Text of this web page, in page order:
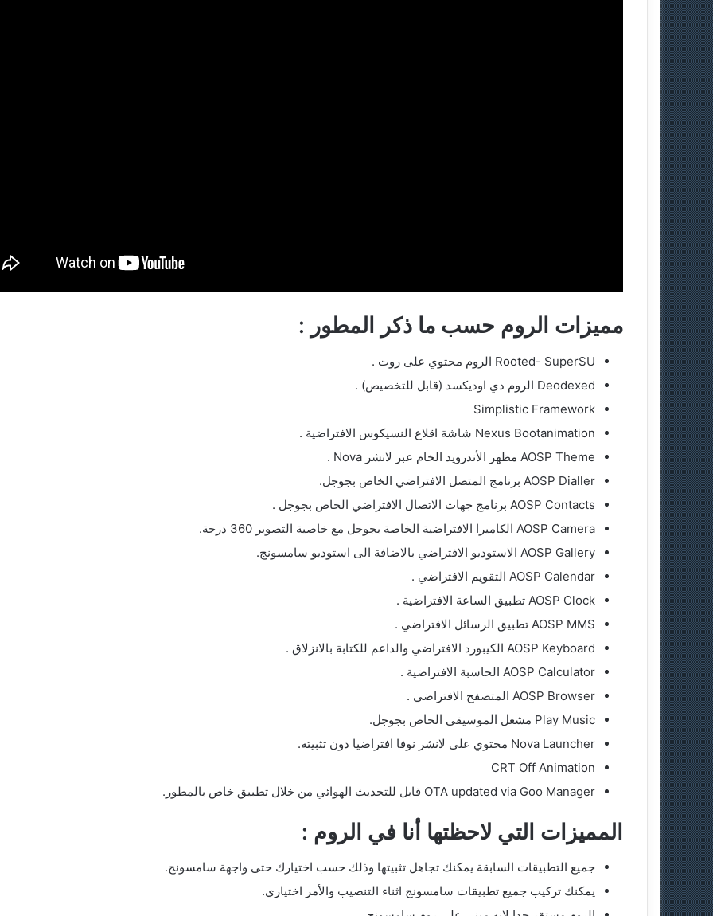
مميزات الروم حسب ما ذكر المطور :
Rooted- SuperSU الروم محتوي على روت .
Deodexed الروم دي اوديكسد (قابل للتخصيص) .
Simplistic Framework
Nexus Bootanimation شاشة اقلاع النسيكوس الافتراضية .
AOSP Theme مظهر الأندرويد الخام عبر لانشر Nova .
AOSP Dialler برنامج المتصل الافتراضي الخاص بجوجل.
AOSP Contacts برنامج جهات الاتصال الافتراضي الخاص بجوجل .
AOSP Camera الكاميرا الافتراضية الخاصة بجوجل مع خاصية التصوير 360 درجة.
AOSP Gallery الاستوديو الافتراضي بالاضافة الى استوديو سامسونج.
AOSP Calendar التقويم الافتراضي .
AOSP Clock تطبيق الساعة الافتراضية .
AOSP MMS تطبيق الرسائل الافتراضي .
AOSP Keyboard الكيبورد الافتراضي والداعم للكتابة بالانزلاق .
AOSP Calculator الحاسبة الافتراضية .
AOSP Browser المتصفح الافتراضي .
Play Music مشغل الموسيقى الخاص بجوجل.
Nova Launcher محتوي على لانشر نوفا افتراضيا دون تثبيته.
CRT Off Animation
OTA updated via Goo Manager قابل للتحديث الهوائي من خلال تطبيق خاص بالمطور.
المميزات التي لاحظتها أنا في الروم :
جميع التطبيقات السابقة يمكنك تجاهل تثبيتها وذلك حسب اختيارك حتى واجهة سامسونج.
يمكنك تركيب جميع تطبيقات سامسونج اثناء التنصيب والأمر اختياري.